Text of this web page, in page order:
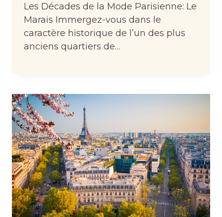
Les Décades de la Mode Parisienne: Le
Marais Immergez-vous dans le
caractère historique de l’un des plus
anciens quartiers de…